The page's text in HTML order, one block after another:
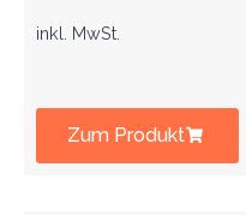
inkl. MwSt.
Zum Produkt